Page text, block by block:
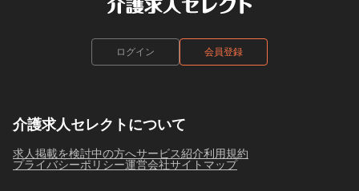
ログイン 会員登録
介護求人セレクトについて
求人掲載を検討中の方へサービス紹介利用規約
プライバシーポリシー運営会社サイトマップ